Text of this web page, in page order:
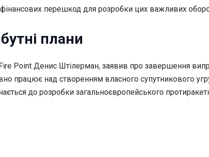
перешкод для розробки цих важливих
плани
Point Денис Штілерман, заявив про завершення
працює над створенням власного супутникового
до розробки загальноєвропейського